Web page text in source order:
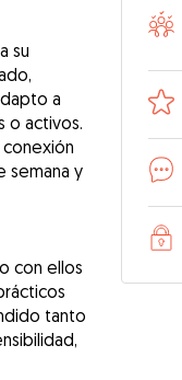
su
a
o activos.
semana y
con ellos
tanto